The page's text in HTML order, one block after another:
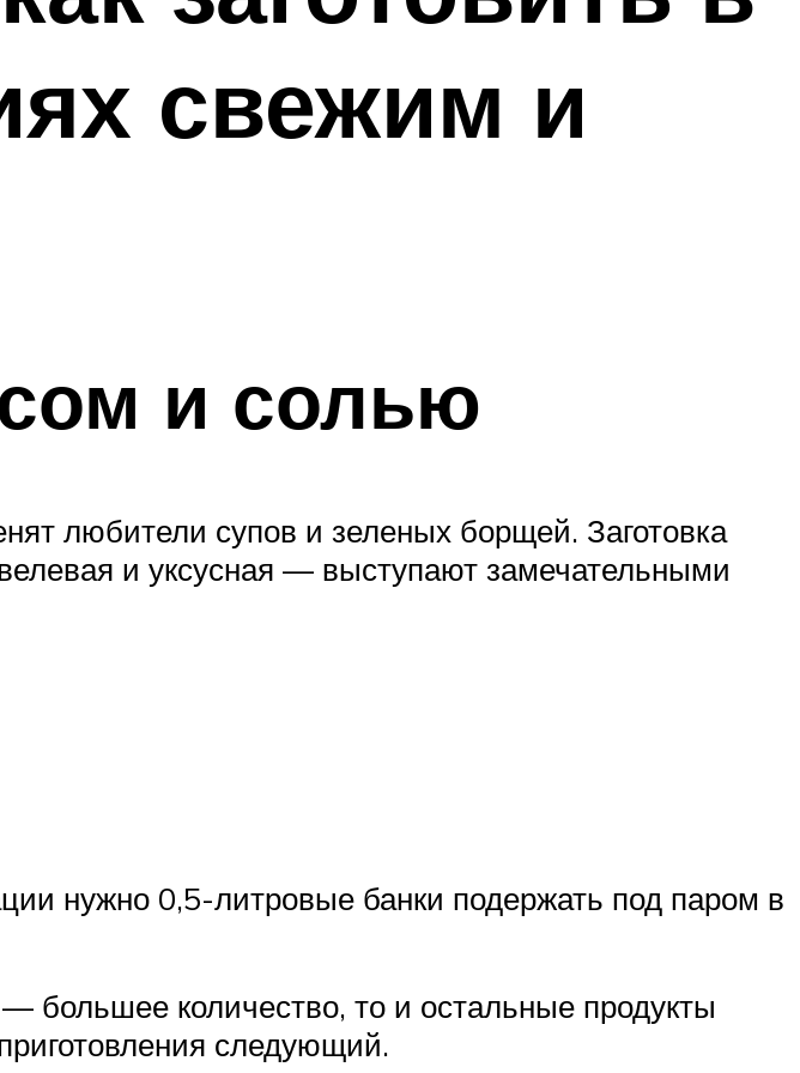
свежим и
и солью
любители супов и зеленых борщей. Заготовка
и уксусная — выступают замечательными
нужно 0,5-литровые банки подержать под паром в
количество, то и остальные продукты
следующий.